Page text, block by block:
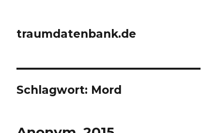
traumdatenbank.de
Schlagwort: Mord